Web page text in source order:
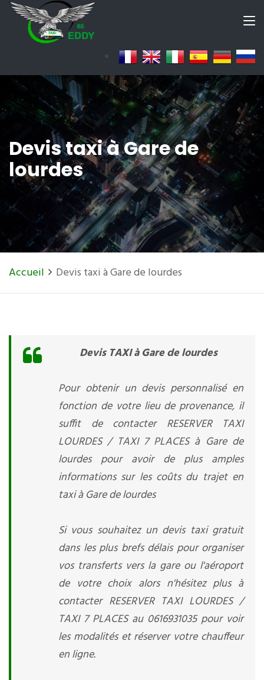
Devis taxi à Gare de
lourdes
Accueil Devis taxi à Gare de lourdes
Devis TAXI à Gare de lourdes
Pour obtenir un devis personnalisé en
fonction de votre lieu de provenance, il
suffit de contacter RESERVER TAXI
LOURDES / TAXI 7 PLACES à Gare de
lourdes pour avoir de plus amples
informations sur les coûts du trajet en
taxi à Gare de lourdes
Si vous souhaitez un devis taxi gratuit
dans les plus brefs délais pour organiser
vos transferts vers la gare ou l'aéroport
de votre choix alors n'hésitez plus à
contacter RESERVER TAXI LOURDES /
TAXI 7 PLACES au 0616931035 pour voir
les modalités et réserver votre chauffeur
en ligne.